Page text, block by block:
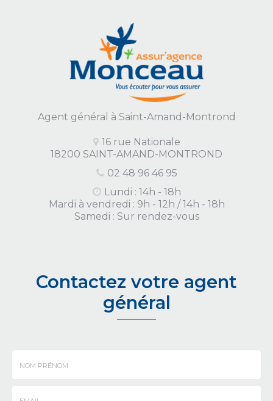
Agent général à Saint-Amand-Montrond
16 rue Nationale
18200 SAINT-AMAND-MONTROND
02 48 96 46 95
Lundi : 14h - 18h
Mardi à vendredi : 9h - 12h / 14h - 18h
Samedi : Sur rendez-vous
Contactez votre agent
général